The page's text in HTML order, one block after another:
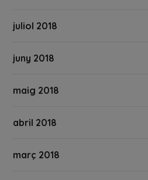
juliol 2018
juny 2018
maig 2018
abril 2018
març 2018